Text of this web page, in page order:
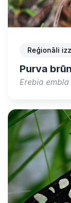
Reģionāli
Purva
Erebia embla